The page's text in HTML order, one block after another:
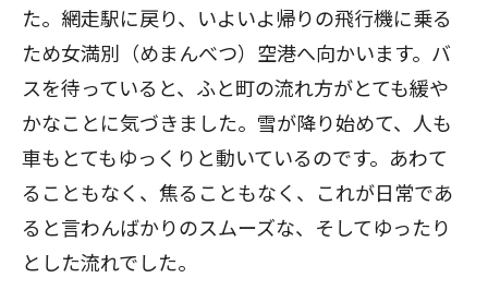
た。網走駅に戻り、いよいよ帰りの飛行機に乗る
ため女満別（めまんべつ）空港へ向かいます。バ
スを待っていると、ふと町の流れ方がとても緩や
かなことに気づきました。雪が降り始めて、人も
車もとてもゆっくりと動いているのです。あわて
ることもなく、焦ることもなく、これが日常であ
ると言わんばかりのスムーズな、そしてゆったり
とした流れでした。